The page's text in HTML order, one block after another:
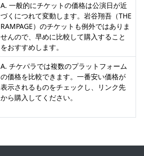
A. 一般的にチケットの価格は公演日が近
づくにつれて変動します。岩谷翔吾（THE
RAMPAGE）のチケットも例外ではありま
せんので、早めに比較して購入すること
をおすすめします。
A. チケパラでは複数のプラットフォーム
の価格を比較できます。一番安い価格が
表示されるものをチェックし、リンク先
から購入してください。